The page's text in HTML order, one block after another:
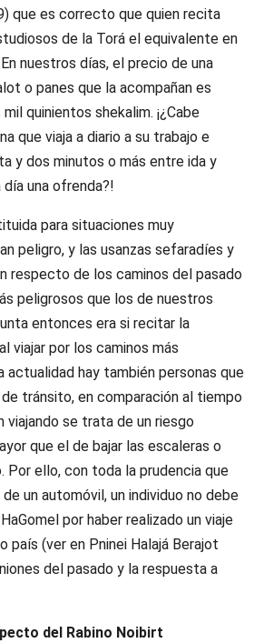
que es correcto que quien recita
de la Torá el equivalente en
nuestros días, el precio de una
o panes que la acompañan es
quinientos shekalim. ¡¿Cabe
que viaja a diario a su trabajo e
y dos minutos o más entre ida y
una ofrenda?!
para situaciones muy
peligro, y las usanzas sefaradíes y
respecto de los caminos del pasado
peligrosos que los de nuestros
entonces era si recitar la
viajar por los caminos más
actualidad hay también personas que
tránsito, en comparación al tiempo
viajando se trata de un riesgo
que el de bajar las escaleras o
Por ello, con toda la prudencia que
un automóvil, un individuo no debe
por haber realizado un viaje
país (ver en Pninei Halajá Berajot
del pasado y la respuesta a
del Rabino Noibirt